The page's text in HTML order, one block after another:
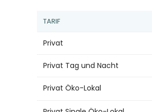
TARIF
Privat
Privat Tag und Nacht
Privat Öko-Lokal